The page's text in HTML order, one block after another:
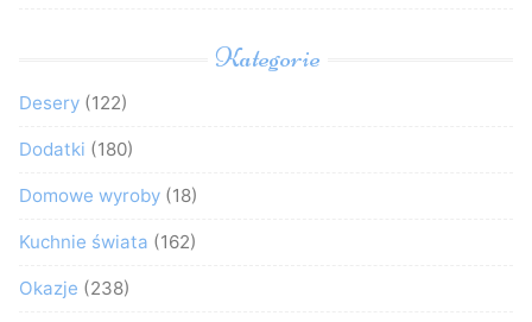
Kategorie
Desery (122)
Dodatki (180)
Domowe wyroby (18)
Kuchnie świata (162)
Okazje (238)